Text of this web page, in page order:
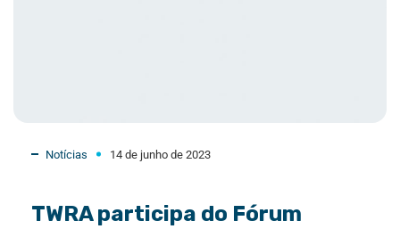
Notícias 14 de junho de 2023
TWRA participa do Fórum